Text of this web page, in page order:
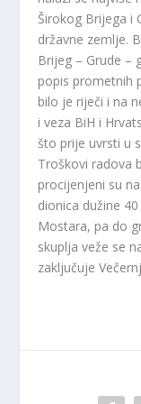
Širokog Brijega i
državne zemlje.
Brijeg – Grude –
popis prometnih
bilo je riječi i na
i veza BiH i
što prije uvrsti u
Troškovi radova
procijenjeni su
dionica dužine
Mostara, pa do
skuplja veže se
zaključuje